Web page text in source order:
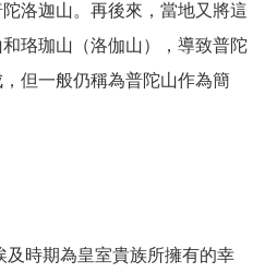
洛迦山。再後來，當地又將這
珞珈山（洛伽山），導致普陀
但一般仍稱為普陀山作為簡
時期為皇室貴族所擁有的幸